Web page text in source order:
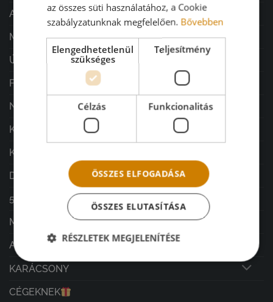
Ajándékok minden alkalomra
MGy design vázák/kaspók
ÚJDONSÁGOK
Férfi ajándékok
Nature & Harmony Home
Kegyeleti díszek
Készítsd Otthon - Mecz Gyöngyivel
Dísztasakok/díszcsomagolások
5000 ft alatti ajándékok
Mikulás ajándékok
Adventi naptárak
KARÁCSONY
CÉGEKNEK
az összes süti használatához, a Cookie
szabályzatunknak megfelelően. Bővebben
Elengedhetetlenül
szükséges
Teljesítmény
Célzás Funkcionalitás
ÖSSZES ELFOGADÁSA
ÖSSZES ELUTASÍTÁSA
RÉSZLETEK MEGJELENÍTÉSE